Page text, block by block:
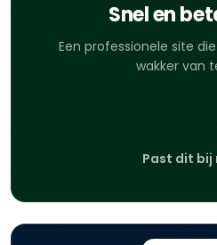
Snel en
Een professionele site
wakker van
Past dit bij